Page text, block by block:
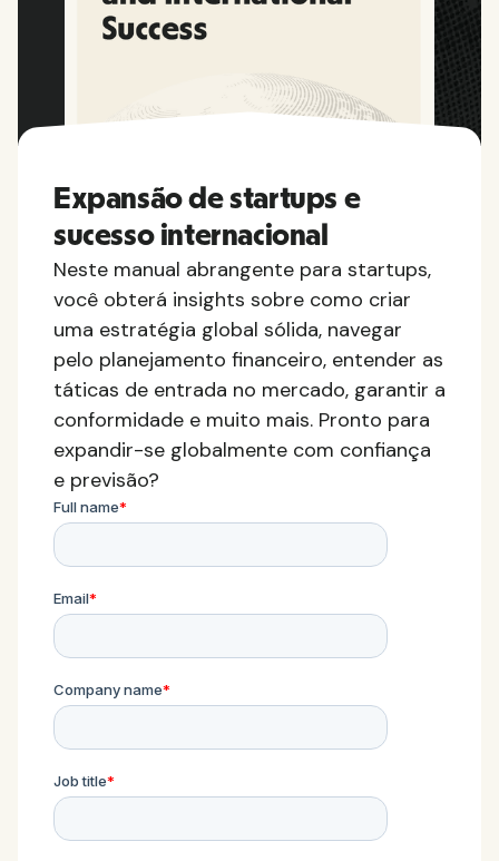
Expansão de startups e
sucesso internacional
Neste manual abrangente para startups,
você obterá insights sobre como criar
uma estratégia global sólida, navegar
pelo planejamento financeiro, entender as
táticas de entrada no mercado, garantir a
conformidade e muito mais. Pronto para
expandir-se globalmente com confiança
e previsão?